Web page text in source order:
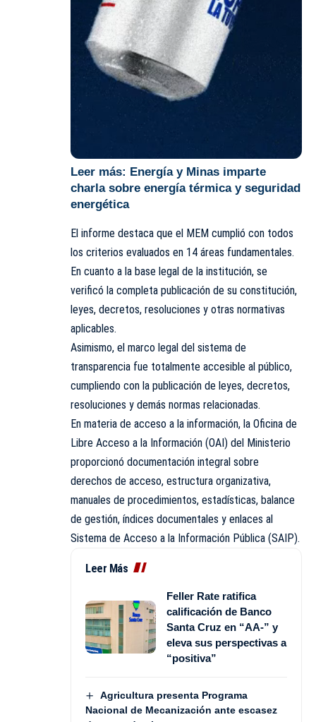
Leer más: Energía y Minas imparte
charla sobre energía térmica y seguridad
energética
El informe destaca que el MEM cumplió con todos
los criterios evaluados en 14 áreas fundamentales.
En cuanto a la base legal de la institución, se
verificó la completa publicación de su constitución,
leyes, decretos, resoluciones y otras normativas
aplicables.
Asimismo, el marco legal del sistema de
transparencia fue totalmente accesible al público,
cumpliendo con la publicación de leyes, decretos,
resoluciones y demás normas relacionadas.
En materia de acceso a la información, la Oficina de
Libre Acceso a la Información (OAI) del Ministerio
proporcionó documentación integral sobre
derechos de acceso, estructura organizativa,
manuales de procedimientos, estadísticas, balance
de gestión, índices documentales y enlaces al
Sistema de Acceso a la Información Pública (SAIP).
Leer Más
Feller Rate ratifica
calificación de Banco
Santa Cruz en “AA-” y
eleva sus perspectivas a
“positiva”
Agricultura presenta Programa
Nacional de Mecanización ante escasez